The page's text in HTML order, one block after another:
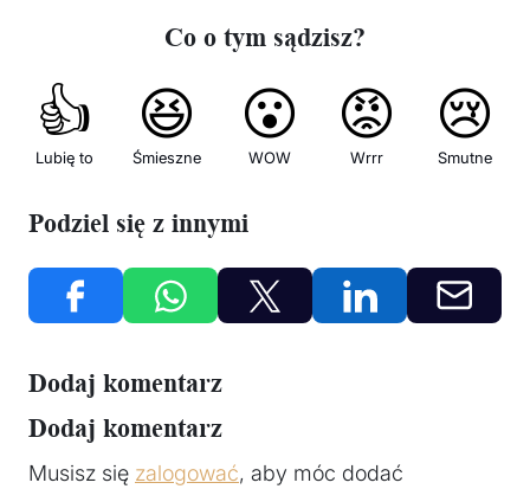
Co o tym sądzisz?
👍
Lubię to
😆
Śmieszne
😮
WOW
😡
Wrrr
😢
Smutne
Podziel się z innymi
Dodaj komentarz
Dodaj komentarz
Musisz się zalogować, aby móc dodać